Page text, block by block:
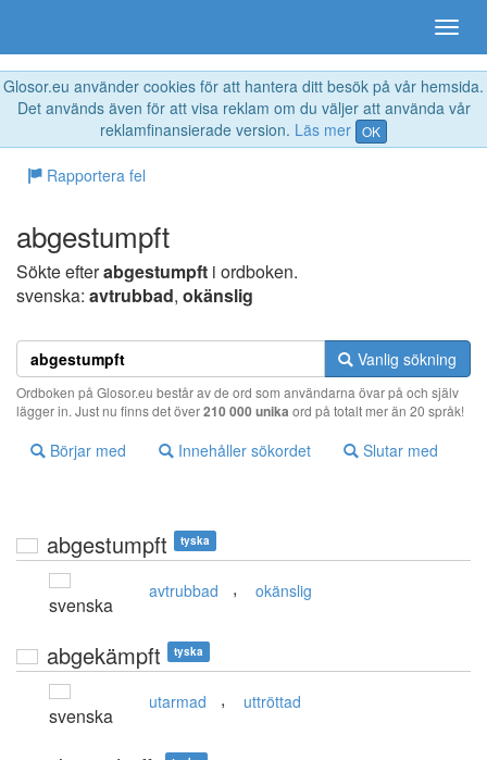
Glosor.eu använder cookies för att hantera ditt besök på vår hemsida.
Det används även för att visa reklam om du väljer att använda vår
reklamfinansierade version. Läs mer OK
Rapportera fel
abgestumpft
Sökte efterabgestumpft i ordboken.
svenska: avtrubbad, okänslig
Vanlig sökning
Ordboken på Glosor.eu består av de ord som användarna övar på och själv
lägger in. Just nu finns det över210 000 unika ord på totalt mer än 20 språk!
Börjar med Innehåller sökordet Slutar med
abgestumpft tyska
svenska
avtrubbad , okänslig
abgekämpft tyska
svenska
utarmad , uttröttad